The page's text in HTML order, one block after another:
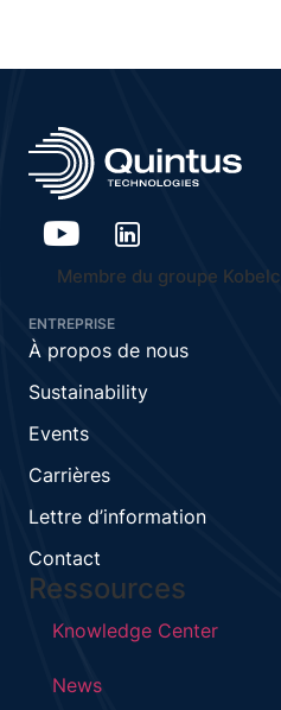
Membre du groupe
ENTREPRISE
À propos de nous
Sustainability
Events
Carrières
Lettre d’information
Contact
Ressources
Knowledge Center
News